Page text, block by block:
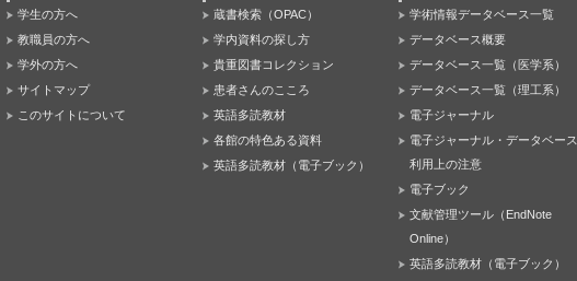
学生の方へ
教職員の方へ
学外の方へ
サイトマップ
このサイトについて
蔵書検索（OPAC）
学内資料の探し方
貴重図書コレクション
患者さんのこころ
英語多読教材
各館の特色ある資料
英語多読教材（電子ブック）
学術情報データベース一覧
データベース概要
データベース一覧（医学系）
データベース一覧（理工系）
電子ジャーナル
電子ジャーナル・データベース
利用上の注意
電子ブック
文献管理ツール（EndNote
Online）
英語多読教材（電子ブック）